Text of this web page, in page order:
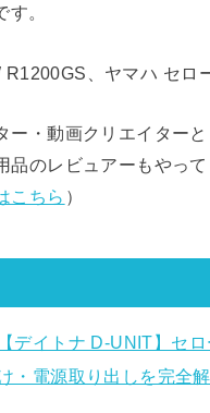
。
R1200GS、ヤマハ セロ
ー・動画クリエイター
品のレビュアーもやっ
こちら ）
【デイトナ D-UNIT】セ
・電源取り出しを完全解